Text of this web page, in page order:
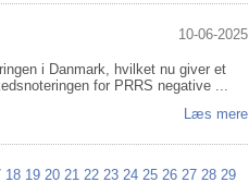
10-06-2025
i Danmark, hvilket nu giver et
for PRRS negative ...
Læs mere
18 19 20 21 22 23 24 25 26 27 28 29